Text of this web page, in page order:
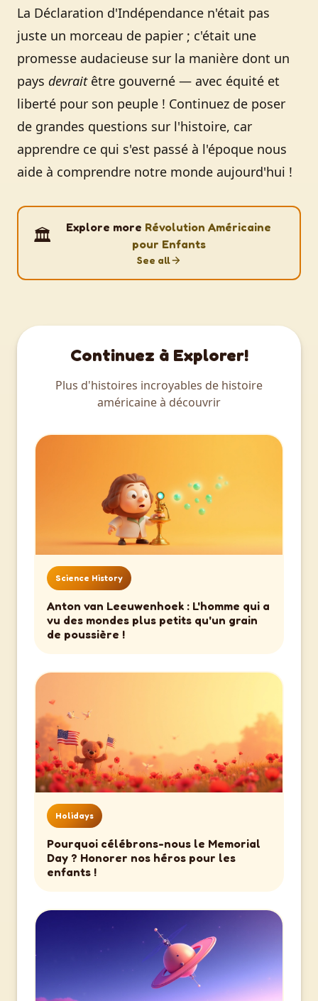
La Déclaration d'Indépendance n'était pas
juste un morceau de papier ; c'était une
promesse audacieuse sur la manière dont un
pays devraitêtre gouverné — avec équité et
liberté pour son peuple ! Continuez de poser
de grandes questions sur l'histoire, car
apprendre ce qui s'est passé à l'époque nous
aide à comprendre notre monde aujourd'hui !
🏛️ Explore more Révolution Américaine
pour Enfants
See all
Continuez à Explorer!
Plus d'histoires incroyables de histoire
américaine à découvrir
Science History
Anton van Leeuwenhoek : L'homme qui a
vu des mondes plus petits qu'un grain
de poussière !
Holidays
Pourquoi célébrons-nous le Memorial
Day ? Honorer nos héros pour les
enfants !